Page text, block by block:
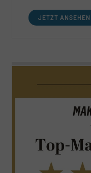
JETZT ANSEHEN